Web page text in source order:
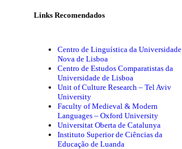
Links Recomendados
Centro de Linguística da Universidade
Nova de Lisboa
Centro de Estudos Comparatistas da
Universidade de Lisboa
Unit of Culture Research – Tel Aviv
University
Faculty of Medieval & Modern
Languages – Oxford University
Universitat Oberta de Catalunya
Instituto Superior de Ciências da
Educação de Luanda